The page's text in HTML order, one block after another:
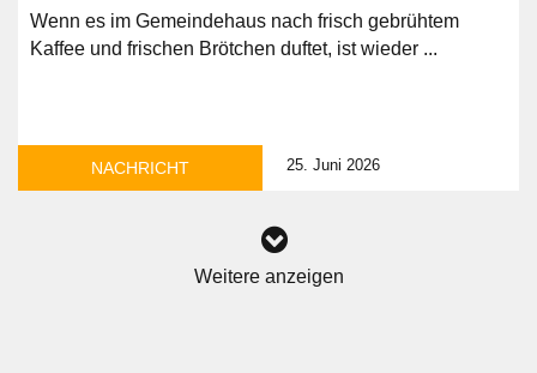
Wenn es im Gemeindehaus nach frisch gebrühtem
Kaffee und frischen Brötchen duftet, ist wieder ...
NACHRICHT 25. Juni 2026
Weitere anzeigen